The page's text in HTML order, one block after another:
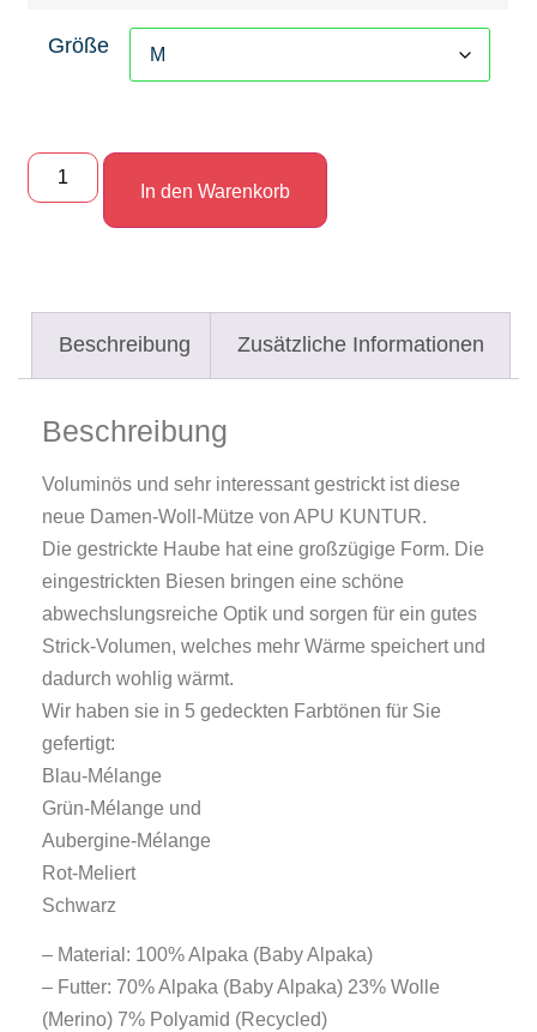
Größe
In den Warenkorb
Beschreibung Zusätzliche Informationen
Beschreibung
Voluminös und sehr interessant gestrickt ist diese
neue Damen-Woll-Mütze von APU KUNTUR.
Die gestrickte Haube hat eine großzügige Form. Die
eingestrickten Biesen bringen eine schöne
abwechslungsreiche Optik und sorgen für ein gutes
Strick-Volumen, welches mehr Wärme speichert und
dadurch wohlig wärmt.
Wir haben sie in 5 gedeckten Farbtönen für Sie
gefertigt:
Blau-Mélange
Grün-Mélange und
Aubergine-Mélange
Rot-Meliert
Schwarz
– Material: 100% Alpaka (Baby Alpaka)
– Futter: 70% Alpaka (Baby Alpaka) 23% Wolle
(Merino) 7% Polyamid (Recycled)